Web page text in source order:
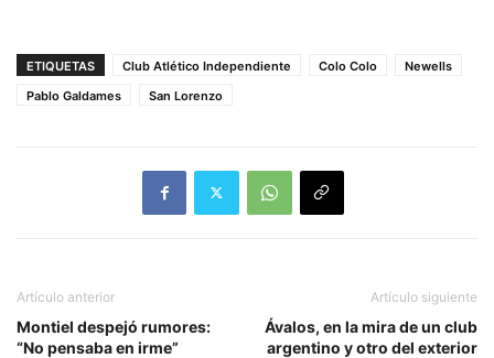
ETIQUETAS Club Atlético Independiente Colo Colo
Newells
Pablo Galdames
San Lorenzo
Artículo anterior
Montiel despejó rumores:
“No pensaba en irme”
Artículo siguiente
Ávalos, en la mira de un club
argentino y otro del exterior